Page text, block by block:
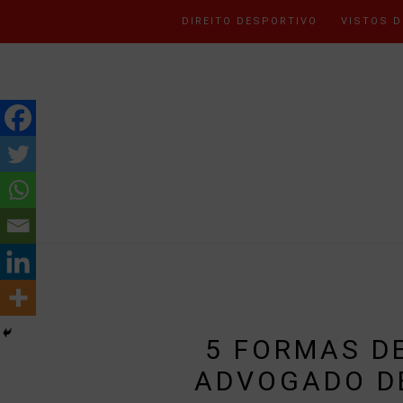
DIREITO DESPORTIVO VISTOS
5 FORMAS
ADVOGADO